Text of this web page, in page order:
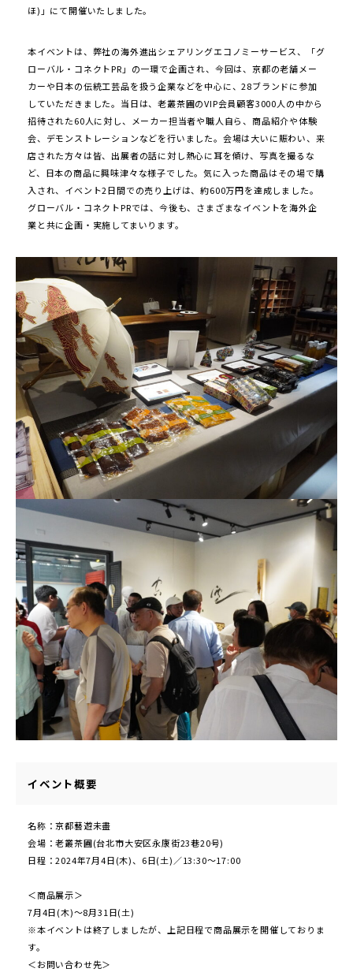
ほ)」にて開催いたしました。
本イベントは、弊社の海外進出シェアリングエコノミーサービス、「グ
ローバル・コネクトPR」の一環で企画され、今回は、京都の老舗メー
カーや日本の伝統工芸品を扱う企業などを中心に、28ブランドに参加
していただきました。当日は、老叢茶圃のVIP会員顧客3000人の中から
招待された60人に対し、メーカー担当者や職人自ら、商品紹介や体験
会、デモンストレーションなどを行いました。会場は大いに賑わい、来
店された方々は皆、出展者の話に対し熱心に耳を傾け、写真を撮るな
ど、日本の商品に興味津々な様子でした。気に入った商品はその場で購
入され、イベント2日間での売り上げは、約600万円を達成しました。
グローバル・コネクトPRでは、今後も、さまざまなイベントを海外企
業と共に企画・実施してまいります。
イベント概要
名称：京都藝遊未盡
会場：老叢茶圃(台北市大安区永康街23巷20号)
日程：2024年7月4日(木)、6日(土)／13:30～17:00
＜商品展示＞
7月4日(木)～8月31日(土)
※本イベントは終了しましたが、上記日程で商品展示を開催しておりま
す。
＜お問い合わせ先＞